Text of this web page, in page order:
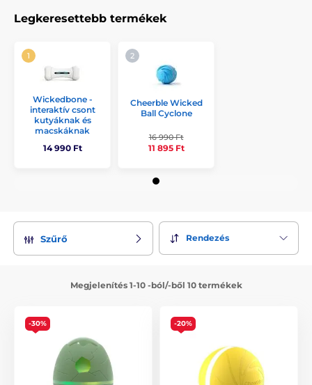
Legkeresettebb termékek
Wickedbone -
interaktív csont
kutyáknak és
macskáknak
14 990 Ft
Cheerble Wicked
Ball Cyclone
16 990 Ft
11 895 Ft
Szűrő Rendezés
Megjelenítés 1-10 -ból/-ből 10 termékek
-30% -20%